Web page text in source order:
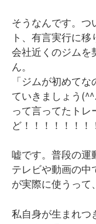
そうなんです。つ
ト、有言実行に移
会社近くのジムを
ん。
「ジムが初めて
ていきましょう
って言ってたトレ
ど！！！！！！！
嘘です。普段の運
テレビや動画の中
が実際に使うって
私自身が生まれつ